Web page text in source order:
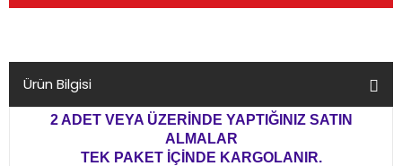
Ürün Bilgisi
2 ADET VEYA ÜZERİNDE YAPTIĞINIZ SATIN
ALMALAR
TEK PAKET İÇİNDE KARGOLANIR.